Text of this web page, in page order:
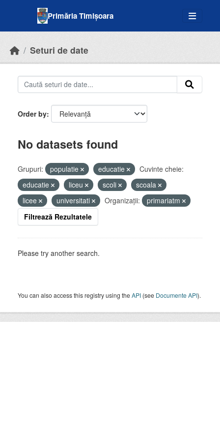
Primăria Timișoara
Seturi de date
Order by
No datasets found
Grupuri: populatie educatie
Cuvinte cheie:
educatie
liceu scoli
scoala
licee
universitati Organizații:
primariatm
Filtrează Rezultatele
Please try another search.
You can also access this registry using theAPI (see Documente API).